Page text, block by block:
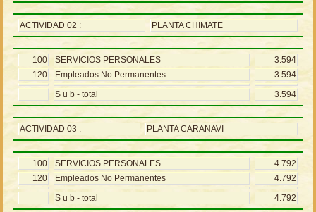
ACTIVIDAD 02 : PLANTA CHIMATE
100 SERVICIOS PERSONALES
3.594
120
Empleados No Permanentes
3.594
S u b - total
3.594
ACTIVIDAD 03 : PLANTA CARANAVI
100 SERVICIOS PERSONALES
4.792
120
Empleados No Permanentes
4.792
S u b - total
4.792